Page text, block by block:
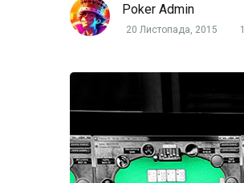
Poker Admin
20 Листопада, 2015 1